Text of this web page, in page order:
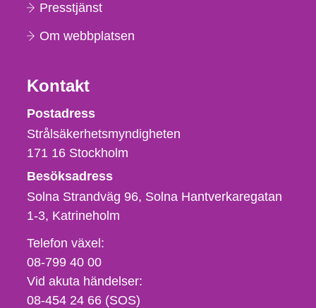
Presstjänst
Om webbplatsen
Kontakt
Strålsäkerhetsmyndigheten
Postadress
Strålsäkerhetsmyndigheten
171 16 Stockholm
Besöksadress
Solna Strandväg 96, Solna Hantverkaregatan
1-3 Katrineholm
Telefon,
fax
och
e-
Telefon växel:
08-799 40 00
Vid akuta händelser:
08-454 24 66 (SOS)